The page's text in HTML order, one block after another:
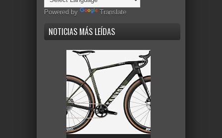
Powered by Translate
NOTICIAS MÁS LEÍDAS